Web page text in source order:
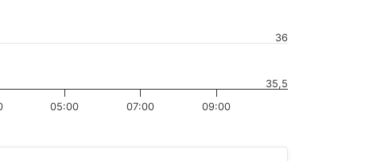
05:00 07:00 09:00
35,5
36